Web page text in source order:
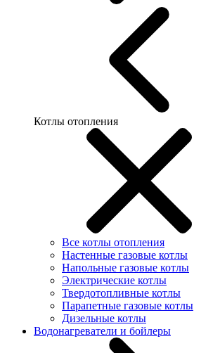
Котлы отопления
Все котлы отопления
Настенные газовые котлы
Напольные газовые котлы
Электрические котлы
Твердотопливные котлы
Парапетные газовые котлы
Дизельные котлы
Водонагреватели и бойлеры